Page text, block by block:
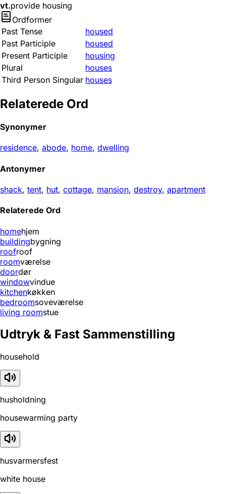
vt.provide housing
Ordformer
Past Tense
housed
Past Participle
housed
Present Participle
housing
Plural
houses
Third Person Singular houses
Relaterede Ord
Synonymer
residence, abode, home, dwelling
Antonymer
shack, tent, hut, cottage, mansion, destroy, apartment
Relaterede Ord
homehjem
buildingbygning
roofroof
roomværelse
doordør
windowvindue
kitchenkøkken
bedroomsoveværelse
living roomstue
Udtryk & Fast Sammenstilling
household
husholdning
housewarming party
husvarmersfest
white house